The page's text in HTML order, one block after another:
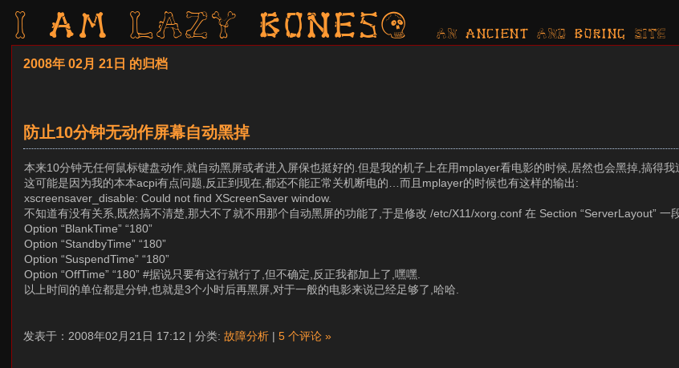
I am LAZY bones? AN ancient AND boring SITE
2008年 02月 21日 的归档
防止10分钟无动作屏幕自动黑掉
本来10分钟无任何鼠标键盘动作,就自动黑屏或者进入屏保也挺好的.但是我的机子上在用mplayer看电影的时候,居然也会黑掉,搞得我
这可能是因为我的本本acpi有点问题,反正到现在,都还不能正常关机断电的…而且mplayer的时候也有这样的输出:
xscreensaver_disable: Could not find XScreenSaver window.
不知道有没有关系,既然搞不清楚,那大不了就不用那个自动黑屏的功能了,于是修改 /etc/X11/xorg.conf 在 Section “ServerLayout” 一
Option “BlankTime” “180”
Option “StandbyTime” “180”
Option “SuspendTime” “180”
Option “OffTime” “180” #据说只要有这行就行了,但不确定,反正我都加上了,嘿嘿.
以上时间的单位都是分钟,也就是3个小时后再黑屏,对于一般的电影来说已经足够了,哈哈.
发表于：2008年02月21日 17:12 | 分类: 故障分析 | 5 个评论 »